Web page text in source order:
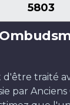
5803
d'être traité
par